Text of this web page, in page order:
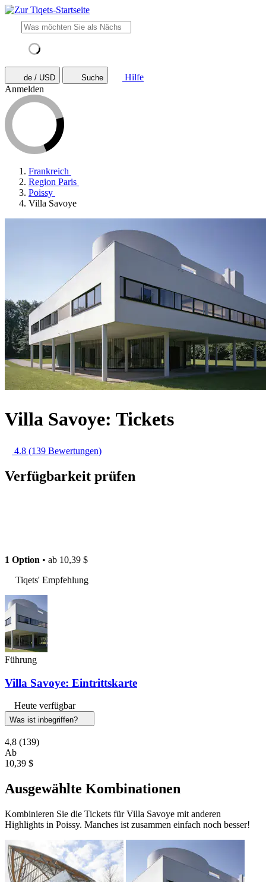
de / USD Suche
Hilfe
Anmelden
Frankreich
Region Paris
Poissy
Villa Savoye
Villa Savoye: Tickets
4.8 (139 Bewertungen)
Verfügbarkeit prüfen
1 Option • ab 10,39 $
Tiqets' Empfehlung
Führung
Villa Savoye: Eintrittskarte
Heute verfügbar
Was ist inbegriffen?
4,8 (139)
Ab
10,39 $
Ausgewählte Kombinationen
Kombinieren Sie die Tickets für Villa Savoye mit anderen
Highlights in Poissy. Manches ist zusammen einfach noch besser!